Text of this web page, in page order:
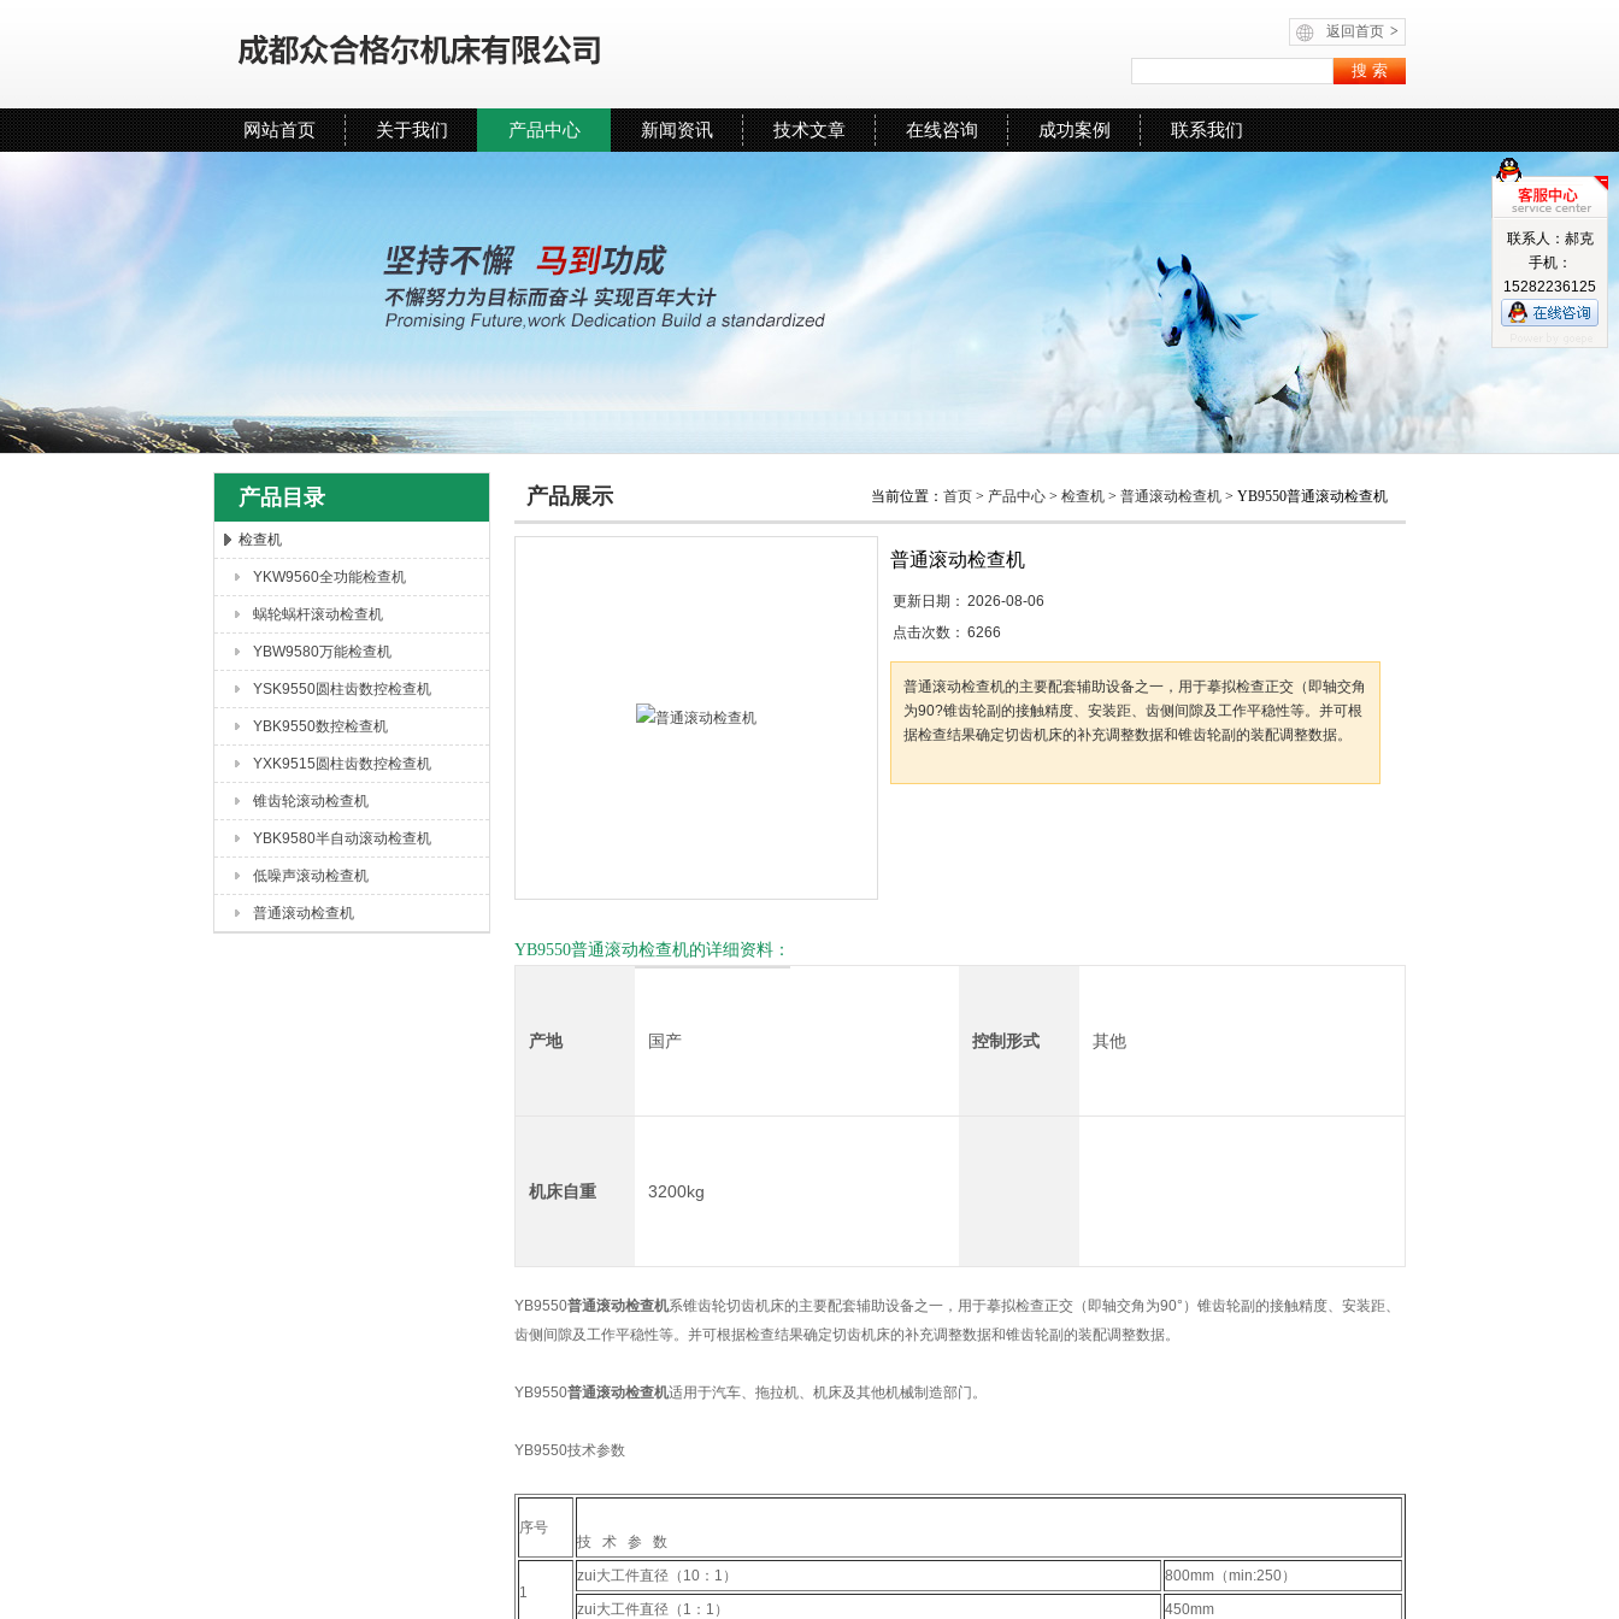
成都众合格尔机床有限公司
返回首页 >
网站首页 关于我们 产品中心 新闻资讯 技术文章 在线咨询 成功案例 联系我们
产品目录
检查机
YKW9560全功能检查机
蜗轮蜗杆滚动检查机
YBW9580万能检查机
YSK9550圆柱齿数控检查机
YBK9550数控检查机
YXK9515圆柱齿数控检查机
锥齿轮滚动检查机
YBK9580半自动滚动检查机
低噪声滚动检查机
普通滚动检查机
产品展示 当前位置： 首页 > 产品中心 > 检查机 > 普通滚动检查机 > YB9550普通滚动检查机
普通滚动检查机
更新日期： 2026-08-06
点击次数： 6266
普通滚动检查机的主要配套辅助设备之一，用于摹拟检查正交（即轴交角
为90?锥齿轮副的接触精度、安装距、齿侧间隙及工作平稳性等。并可根
据检查结果确定切齿机床的补充调整数据和锥齿轮副的装配调整数据。
YB9550普通滚动检查机的详细资料：
产地 国产 控制形式 其他
机床自重 3200kg
YB9550普通滚动检查机系锥齿轮切齿机床的主要配套辅助设备之一，用于摹拟检查正交（即轴交角为90°）锥齿轮副的接触精度、安装距、
齿侧间隙及工作平稳性等。并可根据检查结果确定切齿机床的补充调整数据和锥齿轮副的装配调整数据。
YB9550普通滚动检查机适用于汽车、拖拉机、机床及其他机械制造部门。
YB9550技术参数
序号
技 术 参 数
1
zui大工件直径（10：1）
800mm（min:250）
zui大工件直径（1：1）
450mm
联系人：郝克
手机：
15282236125